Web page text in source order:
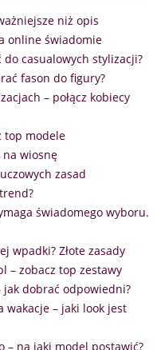
niż opis
online świadomie
casualowych stylizacji?
fason do figury?
– połącz kobiecy
top modele
na wiosnę
zasad
świadomego wyboru.
wpadki? Złote zasady
– zobacz top zestawy
jak dobrać odpowiedni?
wakacje – jaki look jest
– na jaki model postawić?